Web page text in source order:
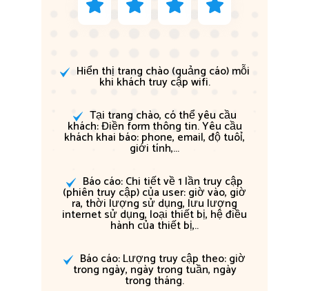
Hiển thị trang chào (quảng cáo) mỗi
khi khách truy cập wifi.
Tại trang chào, có thể yêu cầu
khách: Điền form thông tin. Yêu cầu
khách khai báo: phone, email, độ tuôỉ,
giới tính,...
Báo cáo: Chi tiết về 1 lần truy cập
(phiên truy cập) của user: giờ vào, giờ
ra, thời lượng sử dụng, lưu lượng
internet sử dụng, loại thiết bị, hệ điều
hành của thiết bị,..
Báo cáo: Lượng truy cập theo: giờ
trong ngày, ngày trong tuần, ngày
trong tháng.